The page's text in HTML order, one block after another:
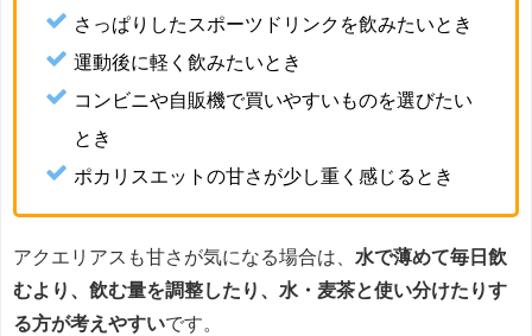
さっぱりしたスポーツドリンクを飲みたいとき
運動後に軽く飲みたいとき
コンビニや自販機で買いやすいものを選びたい
とき
ポカリスエットの甘さが少し重く感じるとき
アクエリアスも甘さが気になる場合は、 水で薄めて毎日飲
むより、飲む量を調整したり、水・麦茶と使い分けたりす
る方が考えやすいです。